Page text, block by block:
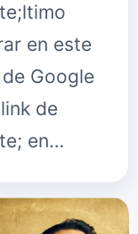
en este
Google
de
en…